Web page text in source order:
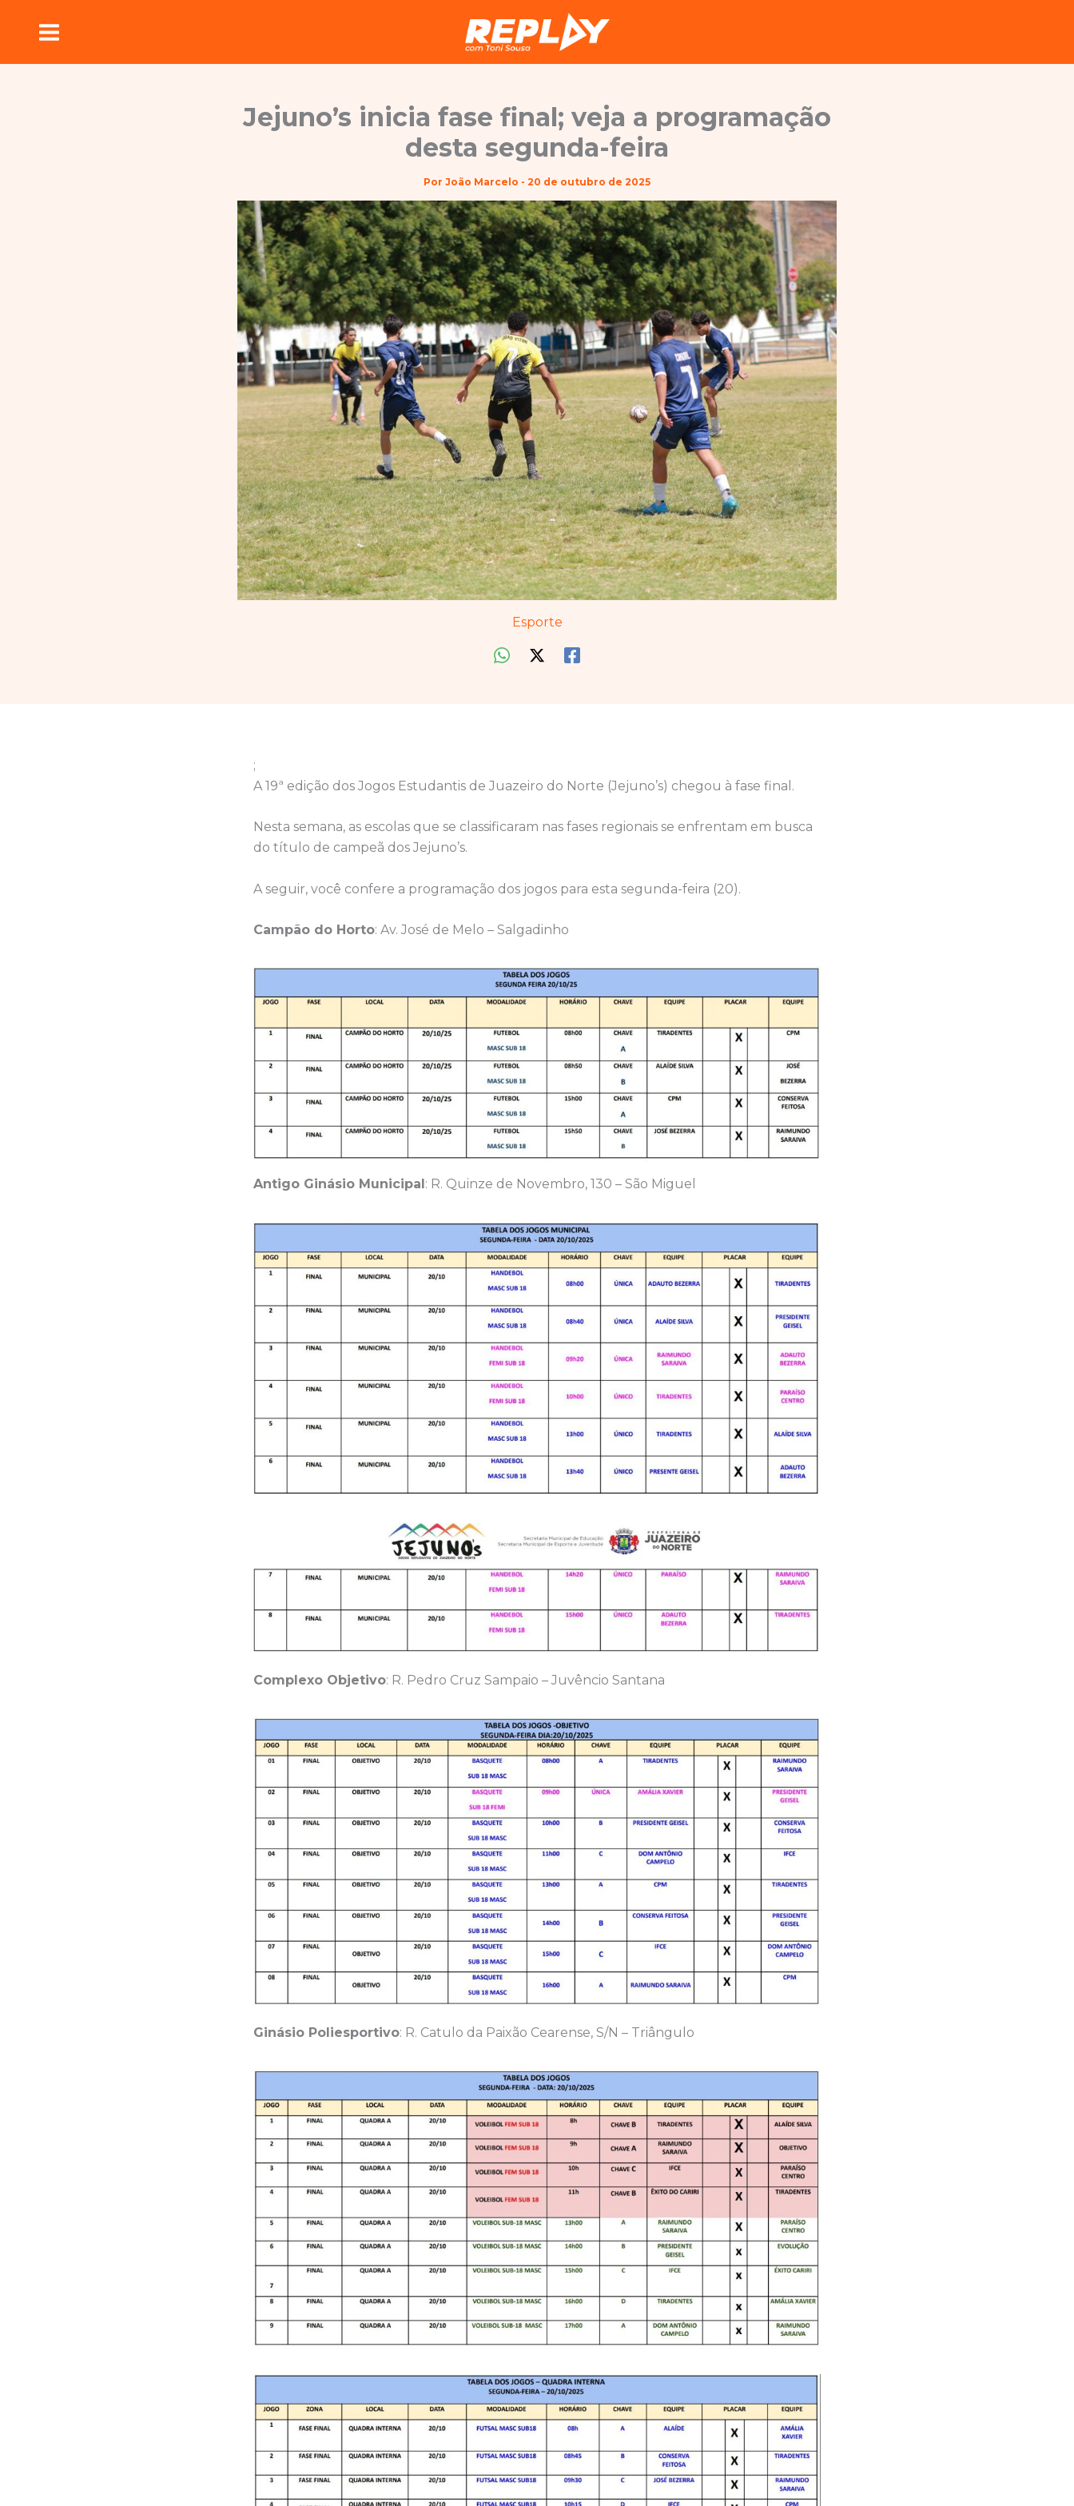
Jejuno’s inicia fase final; veja a programação
desta segunda-feira
Por João Marcelo - 20 de outubro de 2025
Esporte
;
A 19ª edição dos Jogos Estudantis de Juazeiro do Norte (Jejuno’s) chegou à fase final.
Nesta semana, as escolas que se classificaram nas fases regionais se enfrentam em busca
do título de campeã dos Jejuno’s.
A seguir, você confere a programação dos jogos para esta segunda-feira (20).
Campão do Horto: Av. José de Melo – Salgadinho
Antigo Ginásio Municipal : R. Quinze de Novembro, 130 – São Miguel
Complexo Objetivo: R. Pedro Cruz Sampaio – Juvêncio Santana
Ginásio Poliesportivo: R. Catulo da Paixão Cearense, S/N – Triângulo